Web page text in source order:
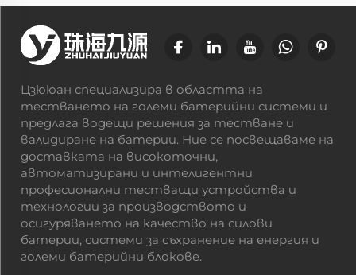
Цзююан специализира в областта на
тестването на големи батерийни системи и
предлага водещи решения за тестване и
валидиране на батерии. Ние се посвещаваме на
доставката на високоточни,
автоматизирани и интелигентни
професионални тестващи устройства и
технологии за производството и
осигуряването на качество на силови
батерии, системи за съхранение на енергия и
големи батерийни блокове.